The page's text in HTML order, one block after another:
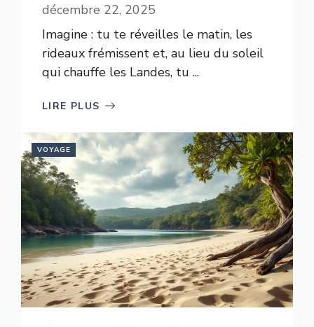
décembre 22, 2025
Imagine : tu te réveilles le matin, les
rideaux frémissent et, au lieu du soleil
qui chauffe les Landes, tu ...
LIRE PLUS
VOYAGE